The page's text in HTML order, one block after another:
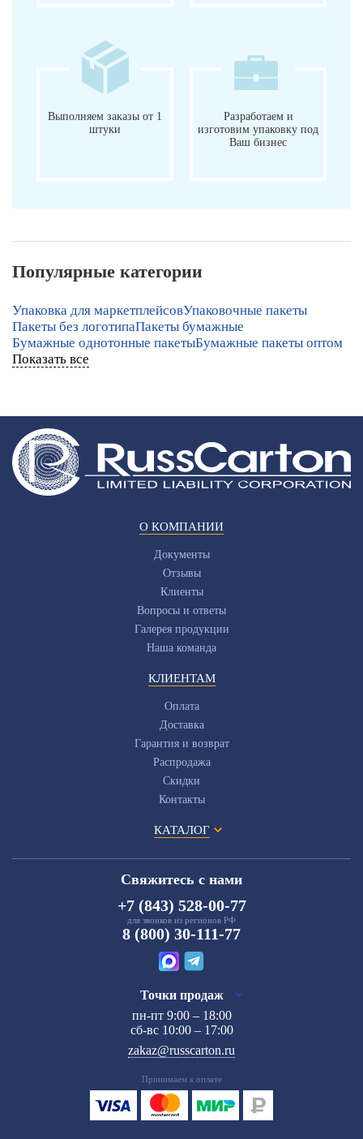
Выполняем заказы от 1
штуки
Разработаем и
изготовим упаковку под
Ваш бизнес
Популярные категории
Упаковка для маркетплейсовУпаковочные пакеты
Пакеты без логотипаПакеты бумажные
Бумажные однотонные пакетыБумажные пакеты оптом
Показать все
О КОМПАНИИ
Документы
Отзывы
Клиенты
Вопросы и ответы
Галерея продукции
Наша команда
КЛИЕНТАМ
Оплата
Доставка
Гарантия и возврат
Распродажа
Скидки
Контакты
КАТАЛОГ
Свяжитесь с нами
+7 (843) 528-00-77
для звонков из регионов РФ
8 (800) 30-111-77
Точки продаж
пн-пт 9:00 – 18:00
сб-вс 10:00 – 17:00
zakaz@russcarton.ru
Принимаем к оплате